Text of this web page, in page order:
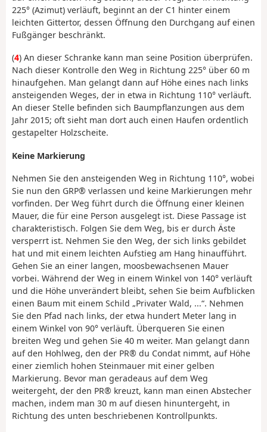
225° (Azimut) verläuft, beginnt an der C1 hinter einem
leichten Gittertor, dessen Öffnung den Durchgang auf einen
Fußgänger beschränkt.
(4) An dieser Schranke kann man seine Position überprüfen.
Nach dieser Kontrolle den Weg in Richtung 225° über 60 m
hinaufgehen. Man gelangt dann auf Höhe eines nach links
ansteigenden Weges, der in etwa in Richtung 110° verläuft.
An dieser Stelle befinden sich Baumpflanzungen aus dem
Jahr 2015; oft sieht man dort auch einen Haufen ordentlich
gestapelter Holzscheite.
Keine Markierung
Nehmen Sie den ansteigenden Weg in Richtung 110°, wobei
Sie nun den GRP® verlassen und keine Markierungen mehr
vorfinden. Der Weg führt durch die Öffnung einer kleinen
Mauer, die für eine Person ausgelegt ist. Diese Passage ist
charakteristisch. Folgen Sie dem Weg, bis er durch Äste
versperrt ist. Nehmen Sie den Weg, der sich links gebildet
hat und mit einem leichten Aufstieg am Hang hinaufführt.
Gehen Sie an einer langen, moosbewachsenen Mauer
vorbei. Während der Weg in einem Winkel von 140° verläuft
und die Höhe unverändert bleibt, sehen Sie beim Aufblicken
einen Baum mit einem Schild „Privater Wald, ...“. Nehmen
Sie den Pfad nach links, der etwa hundert Meter lang in
einem Winkel von 90° verläuft. Überqueren Sie einen
breiten Weg und gehen Sie 40 m weiter. Man gelangt dann
auf den Hohlweg, den der PR® du Condat nimmt, auf Höhe
einer ziemlich hohen Steinmauer mit einer gelben
Markierung. Bevor man geradeaus auf dem Weg
weitergeht, der den PR® kreuzt, kann man einen Abstecher
machen, indem man 30 m auf diesen hinuntergeht, in
Richtung des unten beschriebenen Kontrollpunkts.